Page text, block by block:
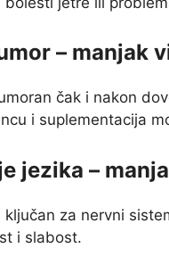
– manjak
čak i nakon
i suplementacija
jezika –
ključan za nervni
i slabost.